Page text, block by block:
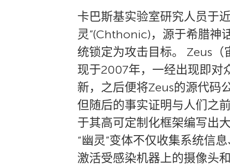
卡巴斯基实验室研究人员于
灵”(Chthonic)，源于希腊神
统锁定为攻击目标。 Zeus（
现于2007年，一经出现即对
新，之后便将Zeus的源代码
但随后的事实证明与人们之
于其高可定制化框架编写出
“幽灵”变体不仅收集系统信
激活受感染机器上的摄像头